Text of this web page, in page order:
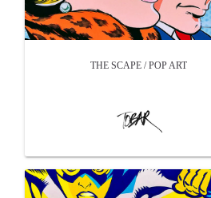
THE SCAPE / POP ART